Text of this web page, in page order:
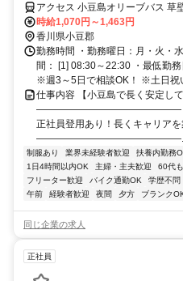
アクセス 小豆島オリーブバス 草
時給1,070円～1,463円
香川県小豆郡
勤務時間 ・勤務曜日：月・火・
間： [1] 08:30～22:30 ・最低勤
※週3～5日で相談OK！ ※土日祝
仕事内容 【小豆島で長く安定して
――――――――――――――― ★と
正社員登用あり！長くキャリア
制服あり 業界未経験者歓迎 扶養内勤務
1日4時間以内OK
主婦・主夫歓迎 60代
フリーター歓迎
バイク通勤OK 学歴不問
午前
経験者歓迎 夜間 夕方 ブランク
同じ企業の求人
正社員